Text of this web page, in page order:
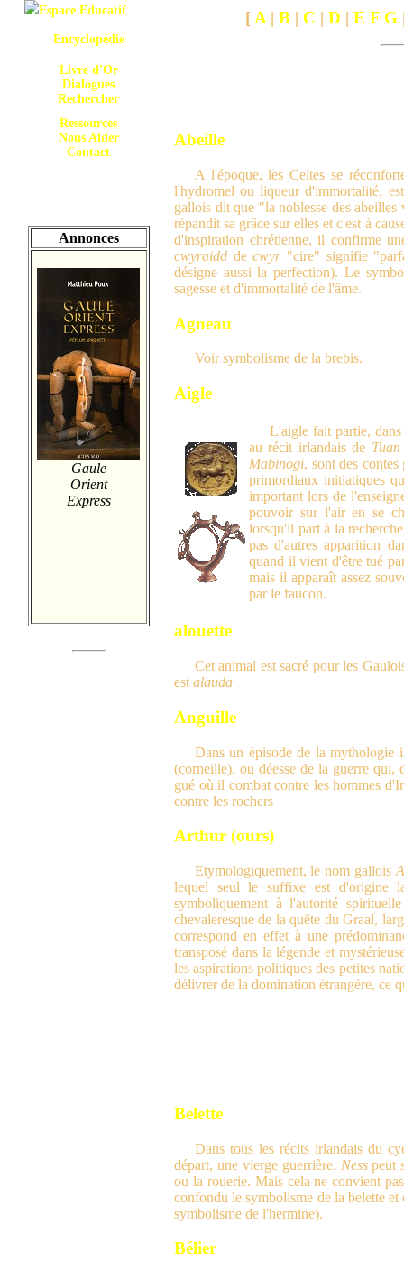
Espace Educatif
Encyclopédie
Livre d'Or
Dialogues
Rechercher
Ressources
Nous Aider
Contact
Annonces
Gaule
Orient
Express
[ A | B | C | D | E F G
Abeille
A l'époque, les Celtes se
l'hydromel ou liqueur d'immortalité,
gallois dit que "la noblesse des
répandit sa grâce sur elles et c'est à
d'inspiration chrétienne, il confirme
cwyraidd decwyr"cire" signifie
désigne aussi la perfection). Le
sagesse et d'immortalité de l'âme.
Agneau
Voir symbolisme de la brebis.
Aigle
L'aigle fait partie,
au récit irlandais de
Mabinogi, sont des
primordiaux initiatiques
important lors de
pouvoir sur l'air en se
lorsqu'il part à la
pas d'autres apparition
quand il vient d'être tué
mais il apparaît assez
par le faucon.
alouette
Cet animal est sacré pour les
est alauda
Anguille
Dans un épisode de la mythologie
(corneille), ou déesse de la guerre qui,
gué où il combat contre les hommes
contre les rochers
Arthur (ours)
Etymologiquement, le nom gallois
lequel seul le suffixe est d'origine
symboliquement à l'autorité
chevaleresque de la quête du Graal,
correspond en effet à une
transposé dans la légende et
les aspirations politiques des petites
délivrer de la domination étrangère, ce
Belette
Dans tous les récits irlandais du
départ, une vierge guerrière. Nesspeut
ou la rouerie. Mais cela ne convient
confondu le symbolisme de la belette
symbolisme de l'hermine).
Bélier